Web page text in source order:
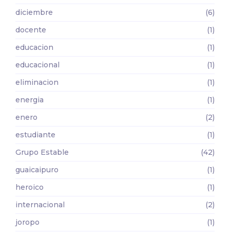
diciembre
(6)
docente
(1)
educacion
(1)
educacional
(1)
eliminacion
(1)
energia
(1)
enero
(2)
estudiante
(1)
Grupo Estable
(42)
guaicaipuro
(1)
heroico
(1)
internacional
(2)
joropo
(1)